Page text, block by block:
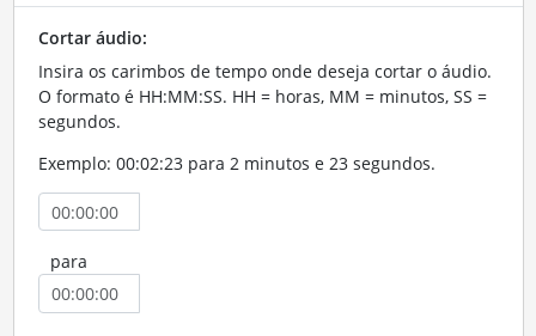
Cortar áudio:
Insira os carimbos de tempo onde deseja cortar o áudio.
O formato é HH:MM:SS. HH = horas, MM = minutos, SS =
segundos.
Exemplo: 00:02:23 para 2 minutos e 23 segundos.
para